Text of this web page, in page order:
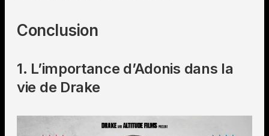
Conclusion
1. L’importance d’Adonis dans la
vie de Drake